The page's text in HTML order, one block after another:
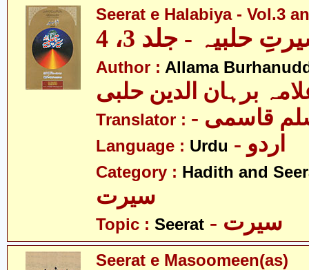
Seerat e Halabiya - Vol.3
حلبیہ - جلد 3، 4
Author : Allama
برہان الدین حلبی
Translator : قاسمی
Language : Urdu - اردو
Category : Hadith and
سیرت
Topic : Seerat - سیرت
Seerat e Masoomeen(as)